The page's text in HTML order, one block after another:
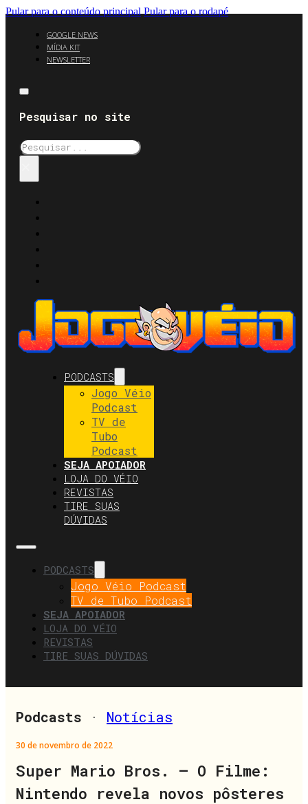
Pular para o conteúdo principal Pular para o rodapé
GOOGLE NEWS
MÍDIA KIT
NEWSLETTER
Pesquisar no site
Pesquisar
PODCASTS
Jogo Véio
Podcast
TV de
Tubo
Podcast
SEJA APOIADOR
LOJA DO VÉIO
REVISTAS
TIRE SUAS
DÚVIDAS
PODCASTS
Jogo Véio Podcast
TV de Tubo Podcast
SEJA APOIADOR
LOJA DO VÉIO
REVISTAS
TIRE SUAS DÚVIDAS
Podcasts · Notícias
30 de novembro de 2022
Super Mario Bros. – O Filme:
Nintendo revela novos pôsteres